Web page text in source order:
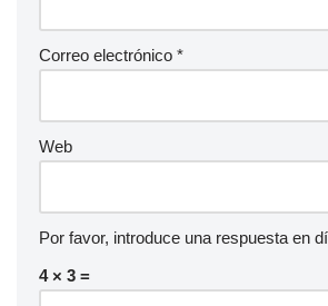
Correo electrónico *
Web
Por favor, introduce una respuesta en
4 × 3 =